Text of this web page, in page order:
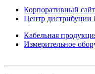
Корпоративный
Центр дистрибуции
Кабельная
Измерительное